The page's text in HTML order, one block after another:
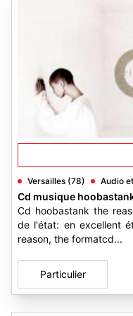
Versailles (78) Audio
Cd musique
Cd hoobastank the
de l'état: en excellent
reason, the formatcd...
Particulier